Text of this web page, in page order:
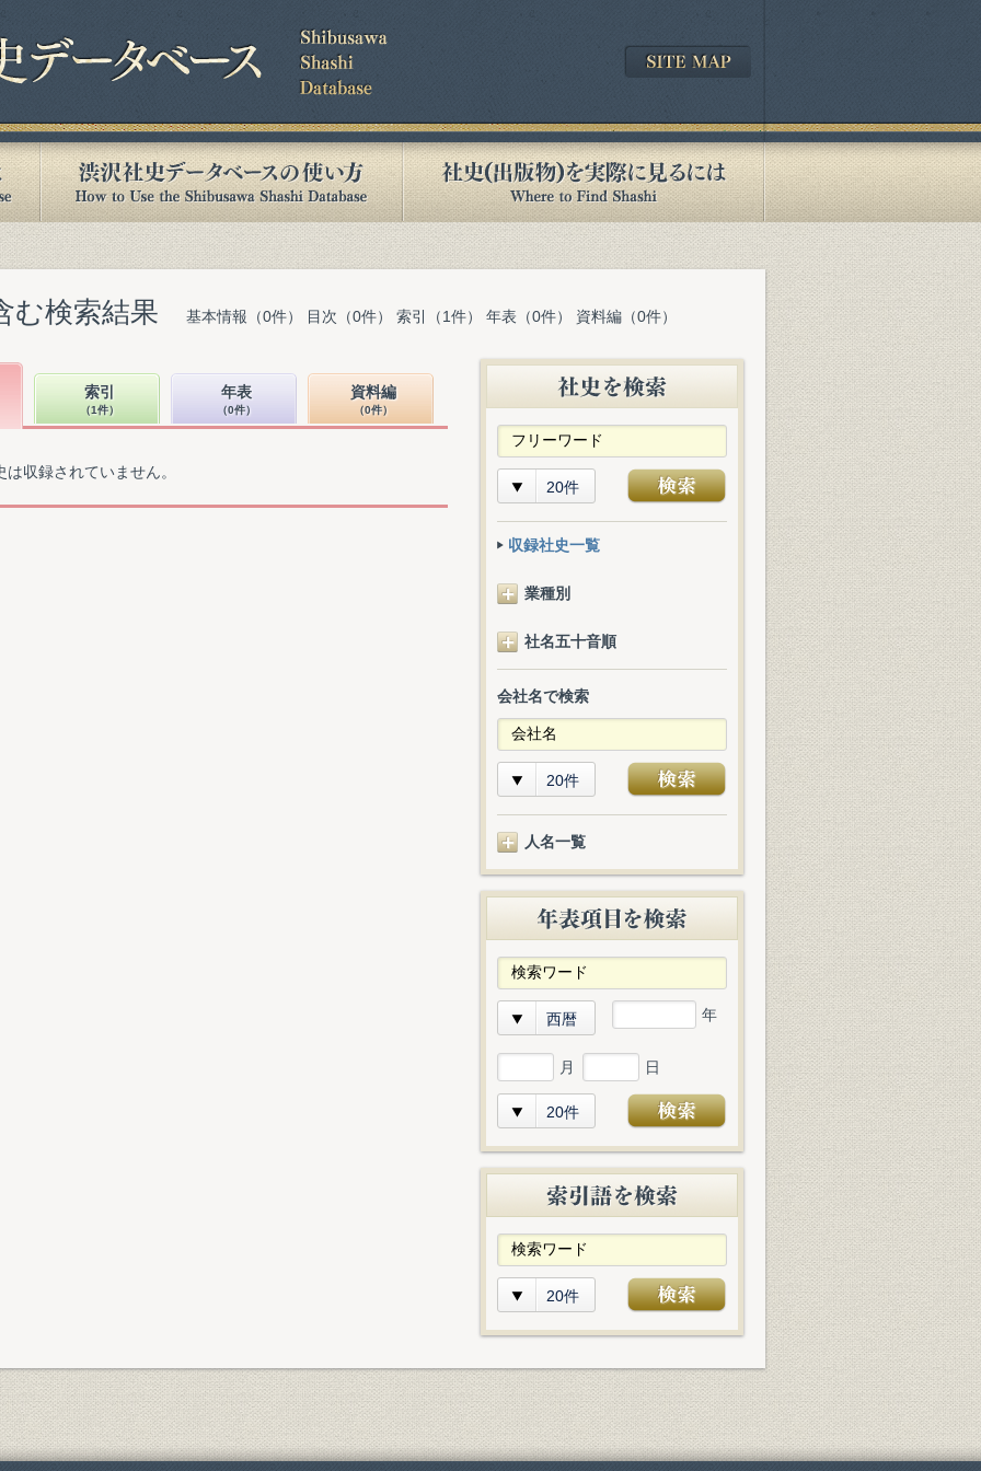
む検索結果 基本情報（0件） 目次（0件） 索引（1件） 年表（0件） 資料編（0件）
索引
（1件）
年表
（0件）
資料編
（0件）
収録されていません。
20件
収録社史一覧
業種別
社名五十音順
会社名で検索
20件
人名一覧
西暦 年
月 日
20件
20件